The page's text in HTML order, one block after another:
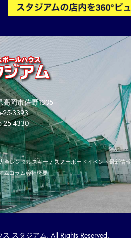
高岡市佐野1305
25-3393
25-4330
会レンタルスキー / スノーボードイベント 最新情報
ムコラム会社概要
スタジアム. All Rights Reserved.